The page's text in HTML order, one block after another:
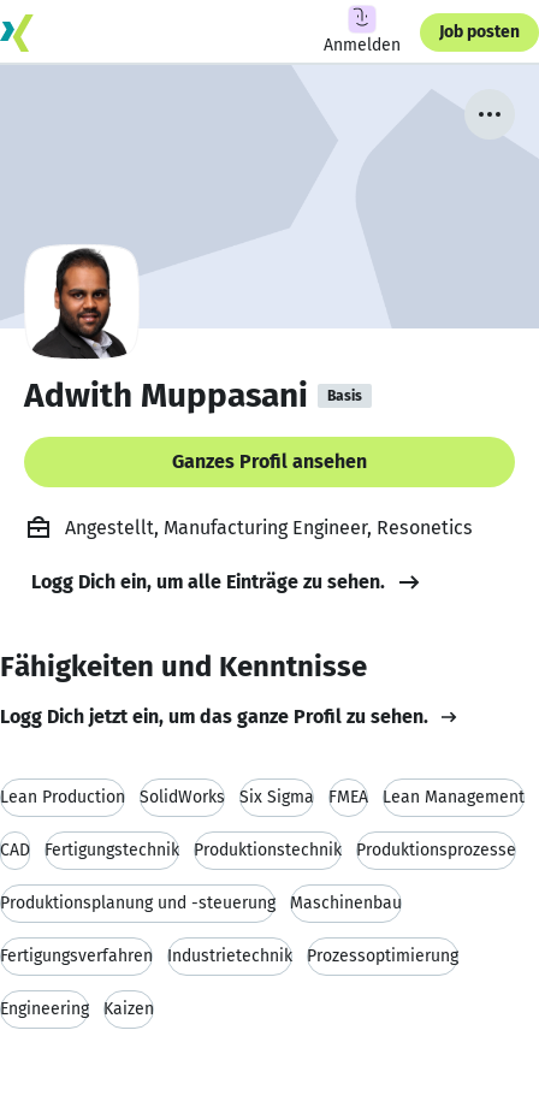
Anmelden
Job posten
Adwith Muppasani Basis
Ganzes Profil ansehen
Angestellt, Manufacturing Engineer, Resonetics
Logg Dich ein, um alle Einträge zu sehen.
Fähigkeiten und Kenntnisse
Logg Dich jetzt ein, um das ganze Profil zu sehen.
Lean Production SolidWorks Six Sigma FMEA Lean Management
CAD Fertigungstechnik Produktionstechnik Produktionsprozesse
Produktionsplanung und -steuerung Maschinenbau
Fertigungsverfahren Industrietechnik Prozessoptimierung
Engineering Kaizen